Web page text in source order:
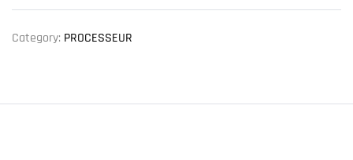
Category: PROCESSEUR